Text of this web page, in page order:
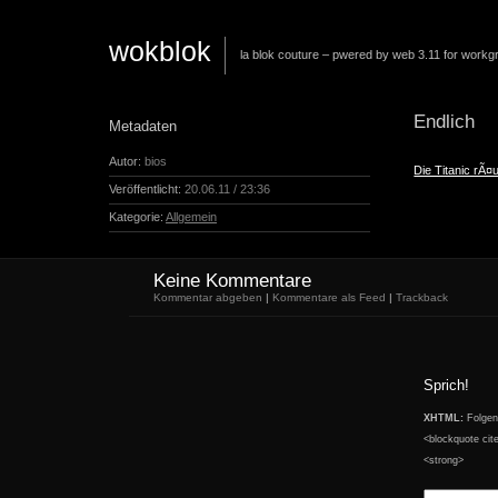
wokblok la blok couture – pwered by web 3.11 for
Endlich
Die Titanic
Metadaten
Autor: bios
Veröffentlicht: 20.06.11 / 23:36
Kategorie: Allgemein
Keine Kommentare
Kommentar abgeben | Kommentare als Feed | Trackback
Sprich!
XHTML:
<blockquote
<strong>